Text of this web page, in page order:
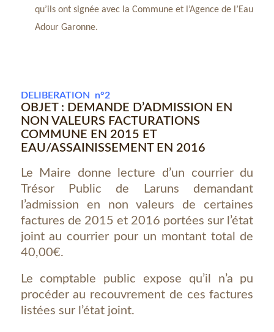
qu’ils ont signée avec la Commune et l’Agence de l’Eau
Adour Garonne.
DELIBERATION n°2
OBJET : DEMANDE D’ADMISSION EN
NON VALEURS FACTURATIONS
COMMUNE EN 2015 ET
EAU/ASSAINISSEMENT EN 2016
Le Maire donne lecture d’un courrier du
Trésor Public de Laruns demandant
l’admission en non valeurs de certaines
factures de 2015 et 2016 portées sur l’état
joint au courrier pour un montant total de
40,00€.
Le comptable public expose qu’il n’a pu
procéder au recouvrement de ces factures
listées sur l’état joint.